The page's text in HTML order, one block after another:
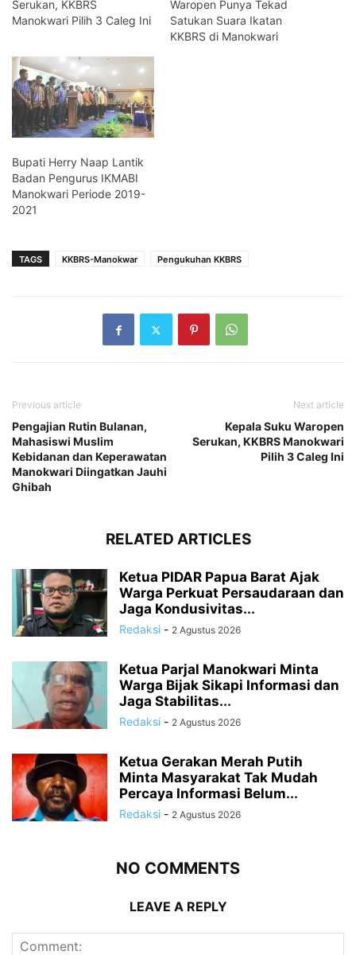
Serukan, KKBRS
Manokwari Pilih 3 Caleg Ini
Waropen Punya Tekad
Satukan Suara Ikatan
KKBRS di Manokwari
Bupati Herry Naap Lantik
Badan Pengurus IKMABI
Manokwari Periode 2019-
2021
TAGS KKBRS-Manokwar Pengukuhan KKBRS
Previous article
Pengajian Rutin Bulanan,
Mahasiswi Muslim
Kebidanan dan Keperawatan
Manokwari Diingatkan Jauhi
Ghibah
Next article
Kepala Suku Waropen
Serukan, KKBRS Manokwari
Pilih 3 Caleg Ini
RELATED ARTICLES
Ketua PIDAR Papua Barat Ajak
Warga Perkuat Persaudaraan dan
Jaga Kondusivitas...
Redaksi - 2 Agustus 2026
Ketua Parjal Manokwari Minta
Warga Bijak Sikapi Informasi dan
Jaga Stabilitas...
Redaksi - 2 Agustus 2026
Ketua Gerakan Merah Putih
Minta Masyarakat Tak Mudah
Percaya Informasi Belum...
Redaksi - 2 Agustus 2026
NO COMMENTS
LEAVE A REPLY